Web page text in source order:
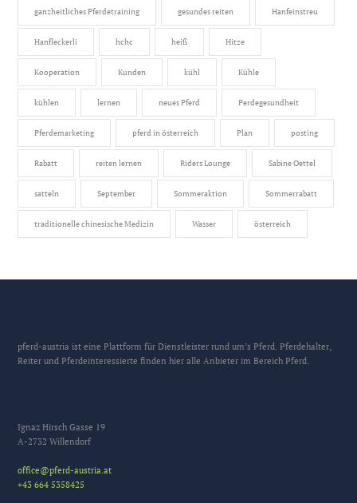
ganzheitliches Pferdetraining gesundes reiten Hanfeinstreu
Hanfleckerli hchc heiß Hitze
Kooperation Kunden kühl Kühle
kühlen lernen neues Pferd Perdegesundheit
Pferdemarketing pferd in österreich Plan posting
Rabatt reiten lernen Riders Lounge Sabine Oettel
satteln September Sommeraktion Sommerrabatt
traditionelle chinesische Medizin Wasser österreich
pferd-austria ist eine Plattform für Dienstleister rund um’s Pferd. Pferdehalter,
Reiter und Pferdeinteressierte finden hier alle Anbieter im Bereich Pferd.
Ignaz Hirsch Gasse 19
A-2732 Willendorf
office@pferd-austria.at
+43 664 5358425